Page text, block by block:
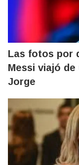
Las fotos por
Messi viajó
Jorge